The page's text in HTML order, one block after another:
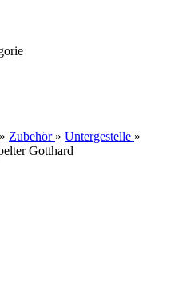
» Zubehör » Untergestelle »
Gotthard